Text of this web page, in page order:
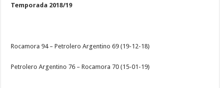
Temporada 2018/19
Rocamora 94 – Petrolero Argentino 69 (19-12-18)
Petrolero Argentino 76 – Rocamora 70 (15-01-19)